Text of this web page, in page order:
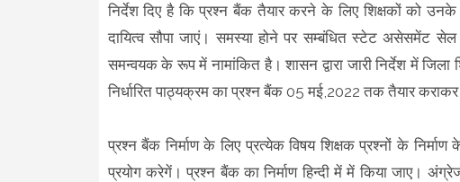
निर्देश दिए है कि प्रश्न बैंक तैयार करने के लिए शिक्षकों को
दायित्व सौपा जाएं। समस्या होने पर सम्बंधित स्टेट असेसमेंट
समन्वयक के रूप में नामांकित है। शासन द्वारा जारी निर्देश में
निर्धारित पाठ्यक्रम का प्रश्न बैंक 05 मई,2022 तक तैयार कराकर
प्रश्न बैंक निर्माण के लिए प्रत्येक विषय शिक्षक प्रश्नों के
प्रयोग करेगें। प्रश्न बैंक का निर्माण हिन्दी में में किया जाए।